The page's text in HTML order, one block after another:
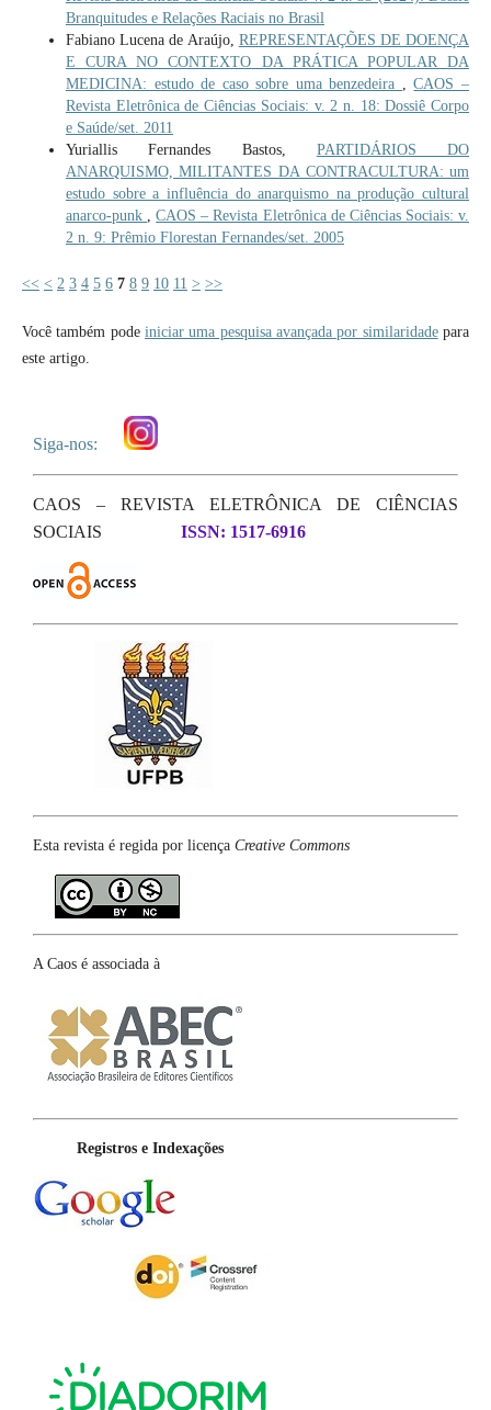
Branquitudes e Relações Raciais no Brasil
Fabiano Lucena de Araújo, REPRESENTAÇÕES DE DOENÇA
E CURA NO CONTEXTO DA PRÁTICA POPULAR DA
MEDICINA: estudo de caso sobre uma benzedeira ,CAOS –
Revista Eletrônica de Ciências Sociais: v. 2 n. 18: Dossiê Corpo
e Saúde/set. 2011
Yuriallis Fernandes Bastos, PARTIDÁRIOS DO
ANARQUISMO, MILITANTES DA CONTRACULTURA: um
estudo sobre a influência do anarquismo na produção cultural
anarco-punk ,CAOS – Revista Eletrônica de Ciências Sociais: v.
2 n. 9: Prêmio Florestan Fernandes/set. 2005
<< < 2 3 4 5 6 7 8 9 10 11 > >>
Você também pode iniciar uma pesquisa avançada por similaridadepara
este artigo.
Siga-nos:
CAOS – REVISTA ELETRÔNICA DE CIÊNCIAS
SOCIAIS
ISSN: 1517-6916
Esta revista é regida por licença Creative Commons
A Caos é associada à
Registros e Indexações